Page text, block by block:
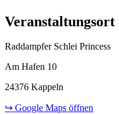
Veranstaltungsort
Raddampfer Schlei Princess
Am Hafen 10
24376 Kappeln
↪ Google Maps öffnen